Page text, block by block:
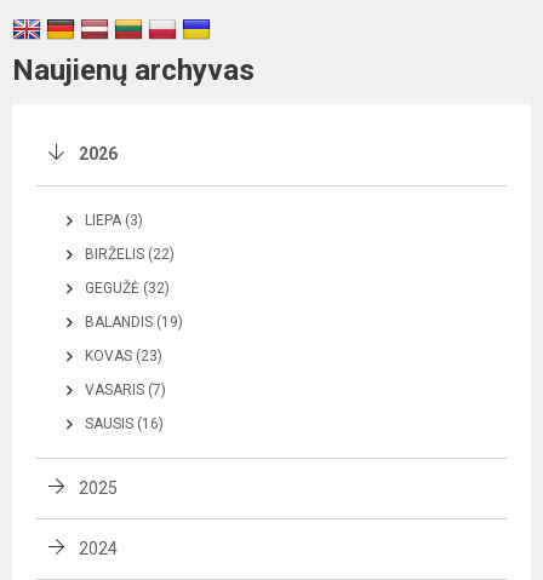
Naujienų archyvas
2026
LIEPA (3)
BIRŽELIS (22)
GEGUŽĖ (32)
BALANDIS (19)
KOVAS (23)
VASARIS (7)
SAUSIS (16)
2025
2024